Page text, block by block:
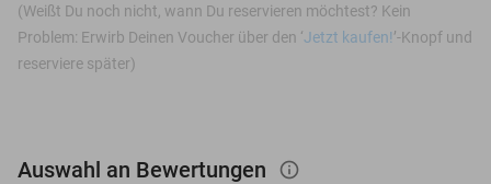
(Weißt Du noch nicht, wann Du reservieren möchtest? Kein
Problem: Erwirb Deinen Voucher über den ‘Jetzt kaufen!’-Knopf und
reserviere später)
Auswahl an Bewertungen info_outlined